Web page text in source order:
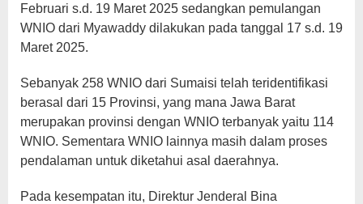
Februari s.d. 19 Maret 2025 sedangkan pemulangan
WNIO dari Myawaddy dilakukan pada tanggal 17 s.d. 19
Maret 2025.
Sebanyak 258 WNIO dari Sumaisi telah teridentifikasi
berasal dari 15 Provinsi, yang mana Jawa Barat
merupakan provinsi dengan WNIO terbanyak yaitu 114
WNIO. Sementara WNIO lainnya masih dalam proses
pendalaman untuk diketahui asal daerahnya.
Pada kesempatan itu, Direktur Jenderal Bina